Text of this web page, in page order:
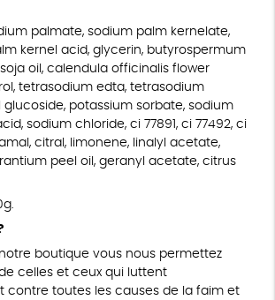
palmate, sodium palm kernelate,
kernel acid, glycerin, butyrospermum
oil, calendula officinalis flower
tetrasodium edta, tetrasodium
potassium sorbate, sodium
sodium chloride, ci 77891, ci 77492, ci
citral, limonene, linalyl acetate,
peel oil, geranyl acetate, citrus
boutique vous nous permettez
celles et ceux qui luttent
contre toutes les causes de la faim et